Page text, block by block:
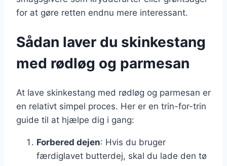
for at gøre retten endnu mere interessant.
Sådan laver du skinkestang
med rødløg og parmesan
At lave skinkestang med rødløg og parmesan er
en relativt simpel proces. Her er en trin-for-trin
guide til at hjælpe dig i gang:
Forbered dejen: Hvis du bruger
færdiglavet butterdej, skal du lade den tø